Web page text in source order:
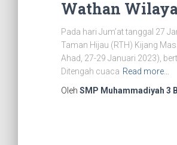
Wathan
Pada hari Jum’at tanggal 27
Taman Hijau (RTH) Kijang
Ahad, 27-29 Januari 2023),
Ditengah cuaca Read more…
Oleh SMP Muhammadiyah 3